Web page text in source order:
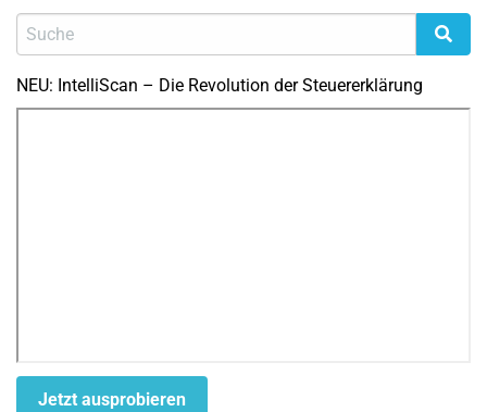
NEU: IntelliScan – Die Revolution der Steuererklärung
Jetzt ausprobieren